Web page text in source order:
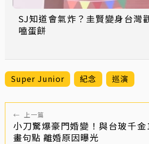
SJ知道會氣炸？圭賢變身台灣
嗑蛋餅
Super Junior 紀念 巡演
← 上一篇
小刀驚爆豪門婚變！與台玻千
畫句點 離婚原因曝光